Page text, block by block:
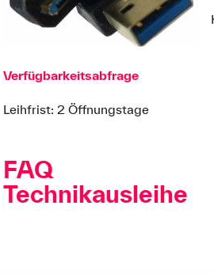
Verfügbarkeitsabfrage
Leihfrist: 2 Öffnungstage
FAQ
Technikausleihe